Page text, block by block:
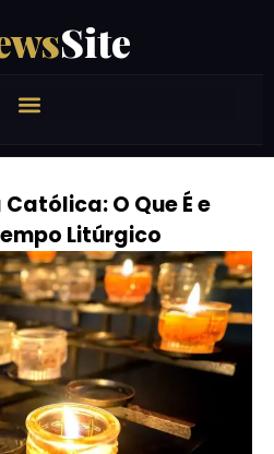
Site
O Que É e
Litúrgico